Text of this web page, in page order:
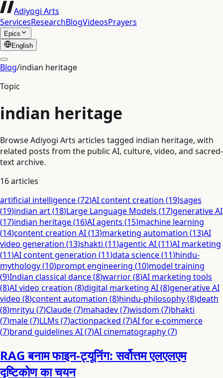
Adiyogi Arts
ServicesResearchBlogVideosPrayers
Epics
English
Blog/indian heritage
Topic
indian heritage
Browse Adiyogi Arts articles tagged indian heritage, with
related posts from the public AI, culture, video, and sacred-
text archive.
16articles
artificial intelligence(72)AI content creation (19)sages
(19)indian art(18)Large Language Models (17)generative AI
(17)indian heritage(16)AI agents (15)machine learning
(14)content creation AI(13)marketing automation (13)AI
video generation (13)shakti (11)agentic AI(11)AI marketing
(11)AI content generation (11)data science(11)hindu-
mythology(10)prompt engineering (10)model training
(9)Indian classical dance(8)warrior(8)AI marketing tools
(8)AI video creation (8)digital marketing AI(8)generative AI
video (8)content automation (8)hindu-philosophy(8)death
(8)mrityu (7)Claude(7)mahadev(7)wisdom (7)bhakti
(7)male(7)LLMs (7)actionpacked (7)AI for e-commerce
(7)brand guidelines AI(7)AI cinematography(7)
RAG बनाम फाइन-ट्यूनिंग: सर्वोत्तम एलएलएम
दृष्टिकोण का चयन